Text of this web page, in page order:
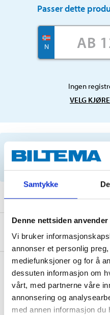
Samtykke
Denne nettsiden
Vi bruker
annonser et personlig
mediefunksjoner og for å
dessuten informasjon om
vårt, med partnerne våre
annonsering og
med annen informasjon du
Passer dette
N
Ingen
VELG
Viktig informasjon ved
hjelp av
Om produsenten
Kjøp &